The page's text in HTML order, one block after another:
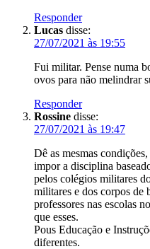
Responder
Lucas disse:
27/07/2021 às 19:55
Fui militar. Pense numa
ovos para não melindrar
Responder
Rossine disse:
27/07/2021 às 19:47
Dê as mesmas
impor a disciplina
pelos colégios militares
militares e dos corpos de
professores nas escolas
que esses.
Pous Educação e
diferentes.